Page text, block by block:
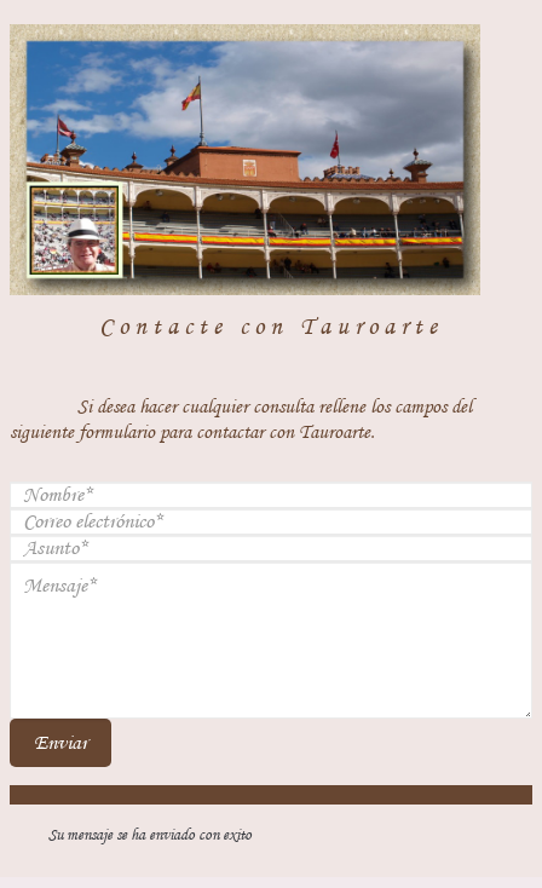
Contacte con Tauroarte
Si desea hacer cualquier consulta rellene los campos del
siguiente formulario para contactar con Tauroarte.
Enviar
Su mensaje se ha enviado con exito